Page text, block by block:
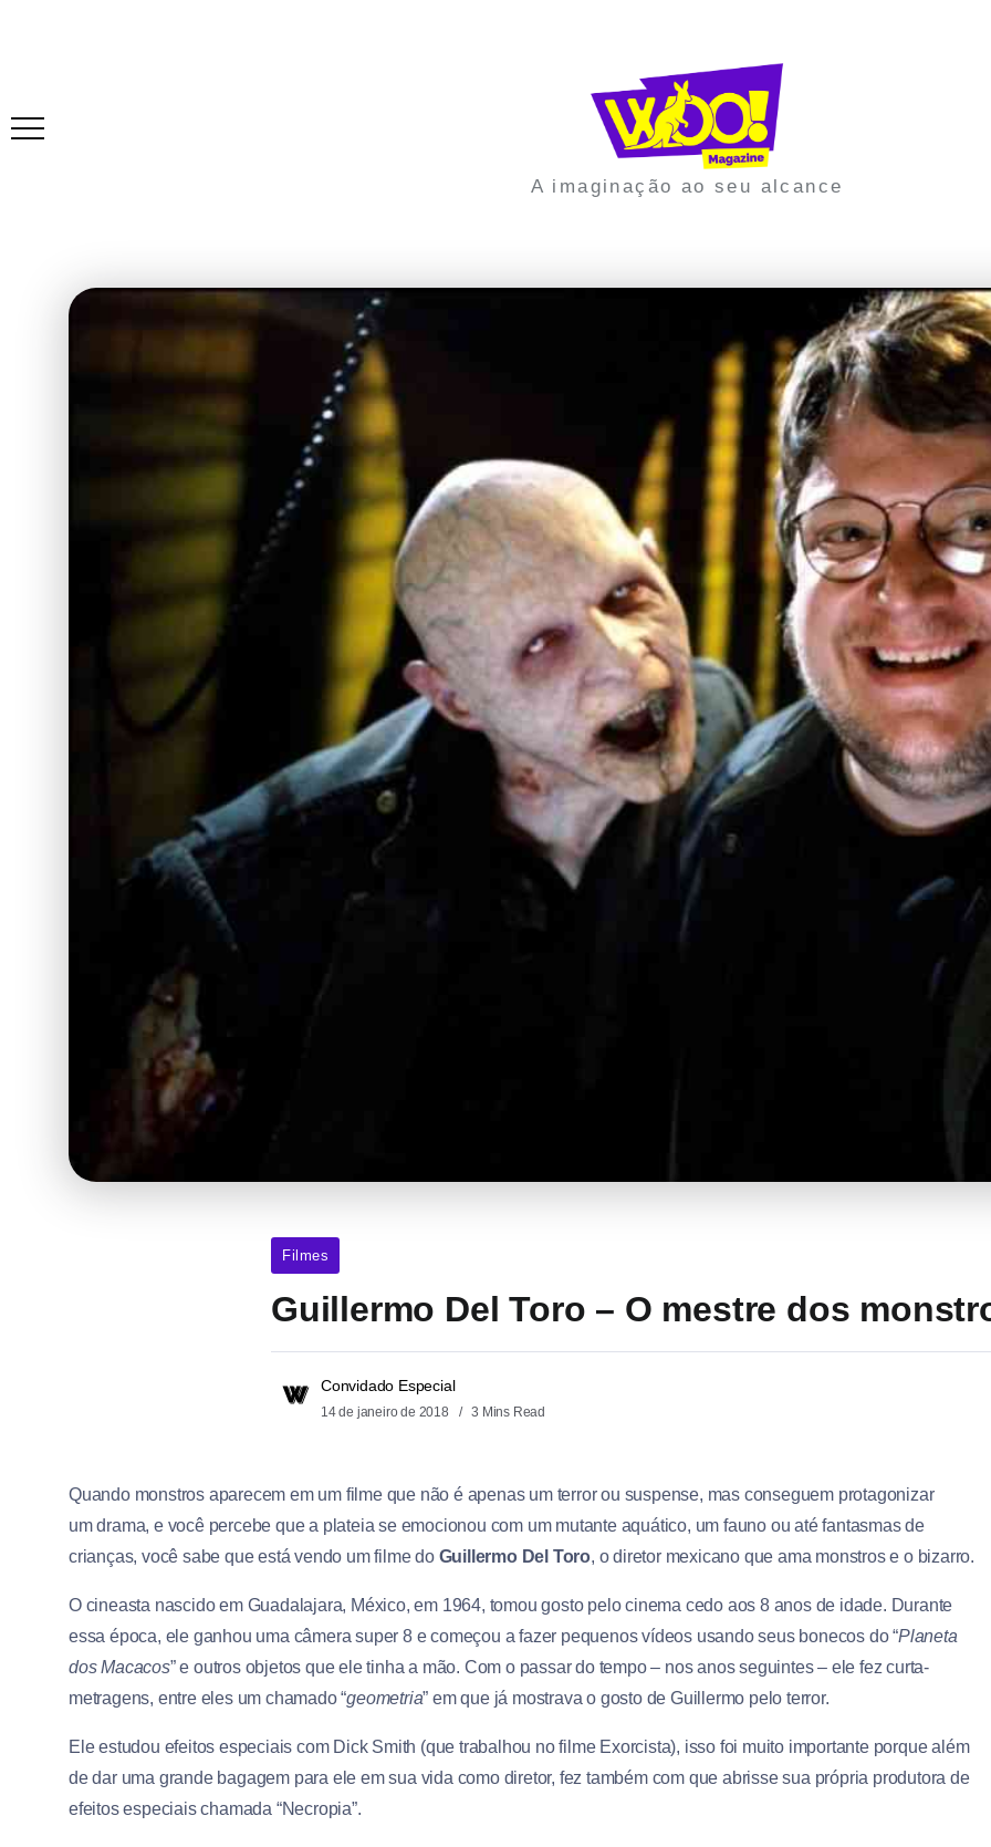
A imaginação ao seu alcance
Filmes
Guillermo Del Toro – O mestre dos
Convidado Especial
14 de janeiro de 2018 3 Mins Read
Quando monstros aparecem em um filme que não é apenas um terror ou suspense, mas conseguem protagonizar
um drama, e você percebe que a plateia se emocionou com um mutante aquático, um fauno ou até fantasmas de
crianças, você sabe que está vendo um filme do Guillermo Del Toro, o diretor mexicano que ama monstros e o bizarro.
O cineasta nascido em Guadalajara, México, em 1964, tomou gosto pelo cinema cedo aos 8 anos de idade. Durante
essa época, ele ganhou uma câmera super 8 e começou a fazer pequenos vídeos usando seus bonecos do “Planeta
dos Macacos” e outros objetos que ele tinha a mão. Com o passar do tempo – nos anos seguintes – ele fez curta-
metragens, entre eles um chamado “geometria” em que já mostrava o gosto de Guillermo pelo terror.
Ele estudou efeitos especiais com Dick Smith (que trabalhou no filme Exorcista), isso foi muito importante porque além
de dar uma grande bagagem para ele em sua vida como diretor, fez também com que abrisse sua própria produtora de
efeitos especiais chamada “Necropia”.